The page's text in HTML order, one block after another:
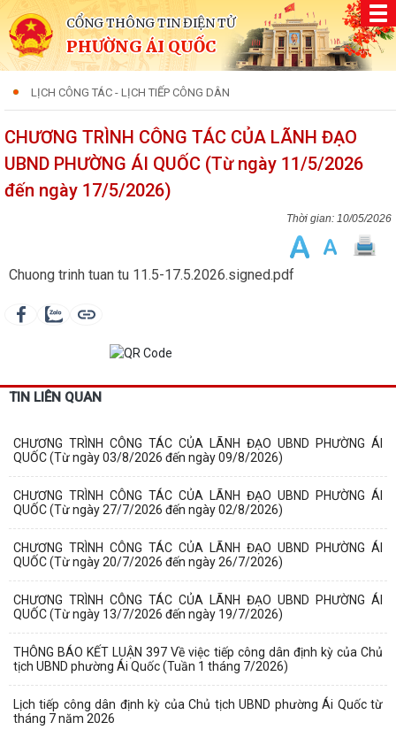
CỔNG THÔNG TIN ĐIỆN TỬ
PHƯỜNG ÁI QUỐC
LỊCH CÔNG TÁC - LỊCH TIẾP CÔNG DÂN
CHƯƠNG TRÌNH CÔNG TÁC CỦA LÃNH ĐẠO
UBND PHƯỜNG ÁI QUỐC (Từ ngày 11/5/2026
đến ngày 17/5/2026)
10/05/2026
Chuong trinh tuan tu 11.5-17.5.2026.signed.pdf
TIN LIÊN QUAN
CHƯƠNG TRÌNH CÔNG TÁC CỦA LÃNH ĐẠO UBND PHƯỜNG ÁI
QUỐC (Từ ngày 03/8/2026 đến ngày 09/8/2026)
CHƯƠNG TRÌNH CÔNG TÁC CỦA LÃNH ĐẠO UBND PHƯỜNG ÁI
QUỐC (Từ ngày 27/7/2026 đến ngày 02/8/2026)
CHƯƠNG TRÌNH CÔNG TÁC CỦA LÃNH ĐẠO UBND PHƯỜNG ÁI
QUỐC (Từ ngày 20/7/2026 đến ngày 26/7/2026)
CHƯƠNG TRÌNH CÔNG TÁC CỦA LÃNH ĐẠO UBND PHƯỜNG ÁI
QUỐC (Từ ngày 13/7/2026 đến ngày 19/7/2026)
THÔNG BÁO KẾT LUẬN 397 Về việc tiếp công dân định kỳ của Chủ
tịch UBND phường Ái Quốc (Tuần 1 tháng 7/2026)
Lịch tiếp công dân định kỳ của Chủ tịch UBND phường Ái Quốc từ
tháng 7 năm 2026